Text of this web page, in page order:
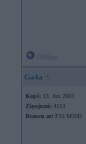
Ga4a
Kopš: 13. Jun 2003
Ziņojumi: 4113
Braucu ar: F15 M50D